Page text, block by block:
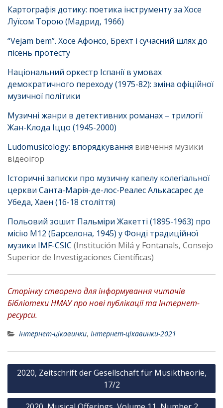
Картографія дотику: поетика інструменту за Хосе
Луїсом Торою (Мадрид, 1966)
“Vejam bem”. Хосе Афонсо, Брехт і сучасний шлях до
пісень протесту
Національний оркестр Іспанії в умовах
демократичного переходу (1975-82): зміна офіційної
музичної політики
Музичні жанри в детективних романах – трилогії
Жан-Клода Іццо (1945-2000)
Ludomusicology: впорядкування вивчення музики
відеоігор
Історичні записки про музичну капелу колегіальної
церкви Санта-Марія-де-лос-Реалес Алькасарес де
Убеда, Хаен (16-18 століття)
Польовий зошит Пальміри Жакетті (1895-1963) про
місію M12 (Барселона, 1945) у Фонді традиційної
музики IMF-CSIC (Institución Milá y Fontanals, Consejo
Superior de Investigaciones Científicas)
Сторінку створено для інформування читачів
Бібліотеки НМАУ про нові публікації та Інтернет-
ресурси.
Інтернет-цікавинки, Інтернет-цікавинки-2021
Н
в
2020, Zeitschrift der Gesellschaft für Musiktheorie,
17/2